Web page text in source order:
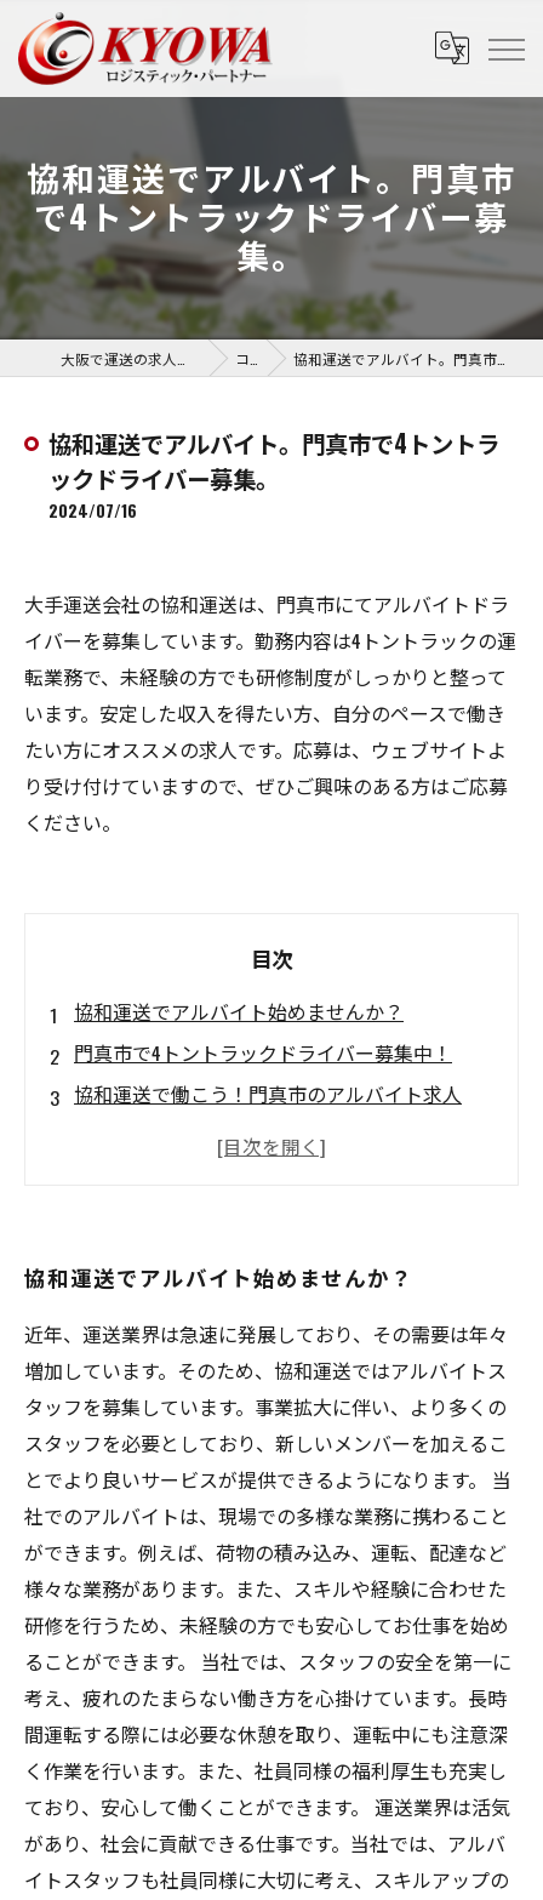
協和運送でアルバイト。門真市
で4トントラックドライバー募
集。
コラム 協和運送でアルバイト。門真市で4トントラックドライバー募集。
協和運送でアルバイト。門真市で4トントラ
ックドライバー募集。
2024/07/16
大手運送会社の協和運送は、門真市にてアルバイトドラ
イバーを募集しています。勤務内容は4トントラックの運
転業務で、未経験の方でも研修制度がしっかりと整って
います。安定した収入を得たい方、自分のペースで働き
たい方にオススメの求人です。応募は、ウェブサイトよ
り受け付けていますので、ぜひご興味のある方はご応募
ください。
目次
協和運送でアルバイト始めませんか？
門真市で4トントラックドライバー募集中！
協和運送で働こう！門真市のアルバイト求人
協和運送でトラックドライバー募集！門真市の
協和運送でアルバイト始めませんか？
近年、運送業界は急速に発展しており、その需要は年々
増加しています。そのため、協和運送ではアルバイトス
タッフを募集しています。事業拡大に伴い、より多くの
スタッフを必要としており、新しいメンバーを加えるこ
とでより良いサービスが提供できるようになります。 当
社でのアルバイトは、現場での多様な業務に携わること
ができます。例えば、荷物の積み込み、運転、配達など
様々な業務があります。また、スキルや経験に合わせた
研修を行うため、未経験の方でも安心してお仕事を始め
ることができます。 当社では、スタッフの安全を第一に
考え、疲れのたまらない働き方を心掛けています。長時
間運転する際には必要な休憩を取り、運転中にも注意深
く作業を行います。また、社員同様の福利厚生も充実し
ており、安心して働くことができます。 運送業界は活気
があり、社会に貢献できる仕事です。当社では、アルバ
イトスタッフも社員同様に大切に考え、スキルアップの